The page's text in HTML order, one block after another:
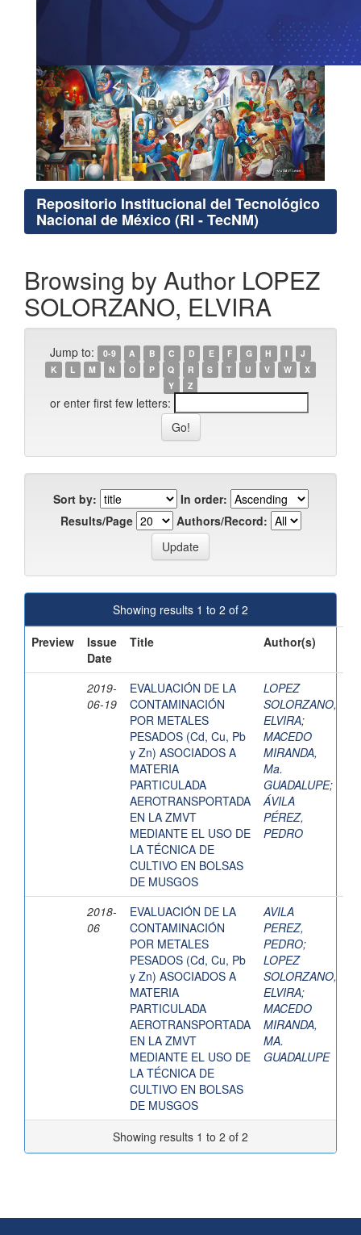
Repositorio Institucional del Tecnológico
Nacional de México (RI - TecNM)
Browsing by Author LOPEZ
SOLORZANO, ELVIRA
Jump to: 0-9 A B C D E F G H I
J
K
L M N O P Q R S T U V W
X
Y
Z
or enter first few letters:
Sort by:
In order:
Results/Page
Authors/Record:
Showing results 1 to 2 of 2
Preview
Issue
Date
Title Author(s)
2019-
06-19
EVALUACIÓN DE LA
CONTAMINACIÓN
POR METALES
PESADOS (Cd, Cu, Pb
y Zn) ASOCIADOS A
MATERIA
PARTICULADA
AEROTRANSPORTADA
EN LA ZMVT
MEDIANTE EL USO DE
LA TÉCNICA DE
CULTIVO EN BOLSAS
DE MUSGOS
LOPEZ
SOLORZANO,
ELVIRA;
MACEDO
MIRANDA,
Ma.
GUADALUPE;
ÁVILA
PÉREZ,
PEDRO
2018-
06
EVALUACIÓN DE LA
CONTAMINACIÓN
POR METALES
PESADOS (Cd, Cu, Pb
y Zn) ASOCIADOS A
MATERIA
PARTICULADA
AEROTRANSPORTADA
EN LA ZMVT
MEDIANTE EL USO DE
LA TÉCNICA DE
CULTIVO EN BOLSAS
DE MUSGOS
AVILA
PEREZ,
PEDRO;
LOPEZ
SOLORZANO,
ELVIRA;
MACEDO
MIRANDA,
MA.
GUADALUPE
Showing results 1 to 2 of 2